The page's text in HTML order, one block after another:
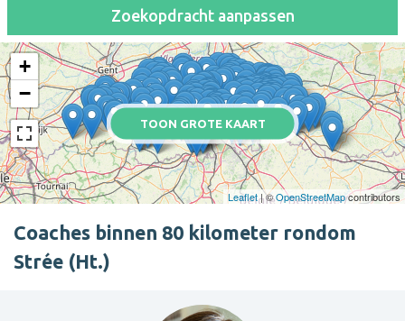
Zoekopdracht aanpassen
TOON GROTE KAART
+
−
Leaflet| ©OpenStreetMapcontributors
Coaches binnen 80 kilometer rondom
Strée (Ht.)